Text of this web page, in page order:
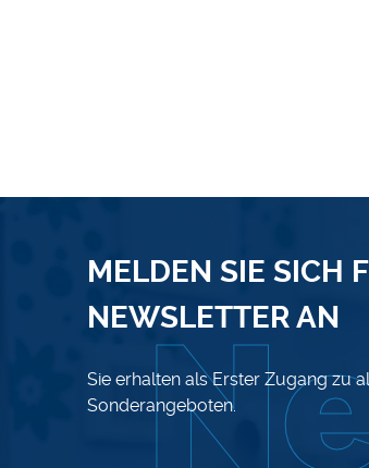
MELDEN SIE SICH
NEWSLETTER AN
Sie erhalten als Erster Zugang zu
Sonderangeboten.